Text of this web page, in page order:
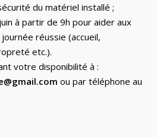
du matériel installé ;
à partir de 9h pour aider aux
réussie (accueil,
etc.).
votre disponibilité à :
ou par téléphone au